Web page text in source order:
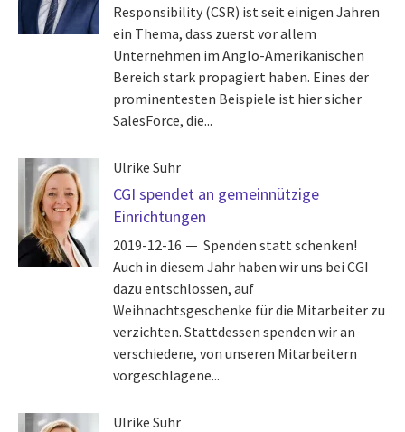
Responsibility (CSR) ist seit einigen Jahren
ein Thema, dass zuerst vor allem
Unternehmen im Anglo-Amerikanischen
Bereich stark propagiert haben. Eines der
prominentesten Beispiele ist hier sicher
SalesForce, die...
Ulrike Suhr
CGI spendet an gemeinnützige
Einrichtungen
2019-12-16
Spenden statt schenken!
Auch in diesem Jahr haben wir uns bei CGI
dazu entschlossen, auf
Weihnachtsgeschenke für die Mitarbeiter zu
verzichten. Stattdessen spenden wir an
verschiedene, von unseren Mitarbeitern
vorgeschlagene...
Ulrike Suhr